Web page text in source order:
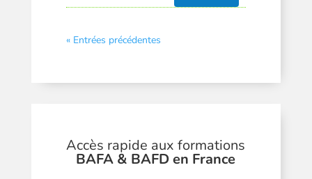
« Entrées précédentes
Accès rapide aux formations
BAFA & BAFD en France